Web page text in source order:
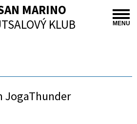
MENU
MARINO
KLUB
JogaThunder